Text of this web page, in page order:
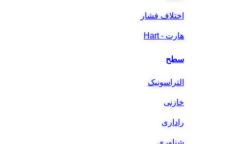
اختلاف فشار
هارت - Hart
سطح
التراسونیک
خازنی
راداری